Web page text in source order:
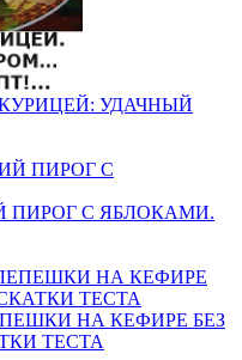
УДАЧНЫЙ
ПИРОГ С ЯБЛОКАМИ.
НА КЕФИРЕ БЕЗ
ТЕСТА